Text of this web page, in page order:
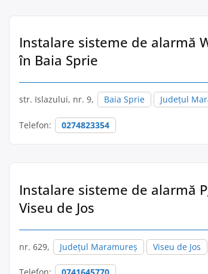
Instalare sisteme de alarmă
în Baia Sprie
str. Islazului, nr. 9, Baia Sprie Județul
Telefon: 0274823354
Instalare sisteme de alarmă
Viseu de Jos
nr. 629, Județul Maramureș Viseu de Jos